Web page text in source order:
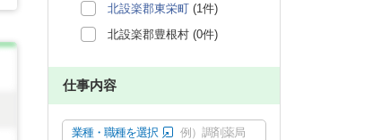
北設楽郡東栄町 (1件)
北設楽郡豊根村 (0件)
仕事内容
業種・職種を選択 例）調剤薬局